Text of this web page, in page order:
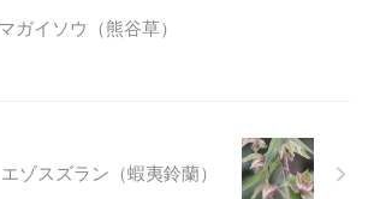
チド
地に生
などが
したも
なります。 ツレサギソウ属に
仲間のタカネサギソウ（高嶺
鷺草）は八方尾根で写しまし
たが、ツレサギソウの仲間は
ガイソウ（熊谷草）
エゾスズラン（蝦夷鈴蘭）